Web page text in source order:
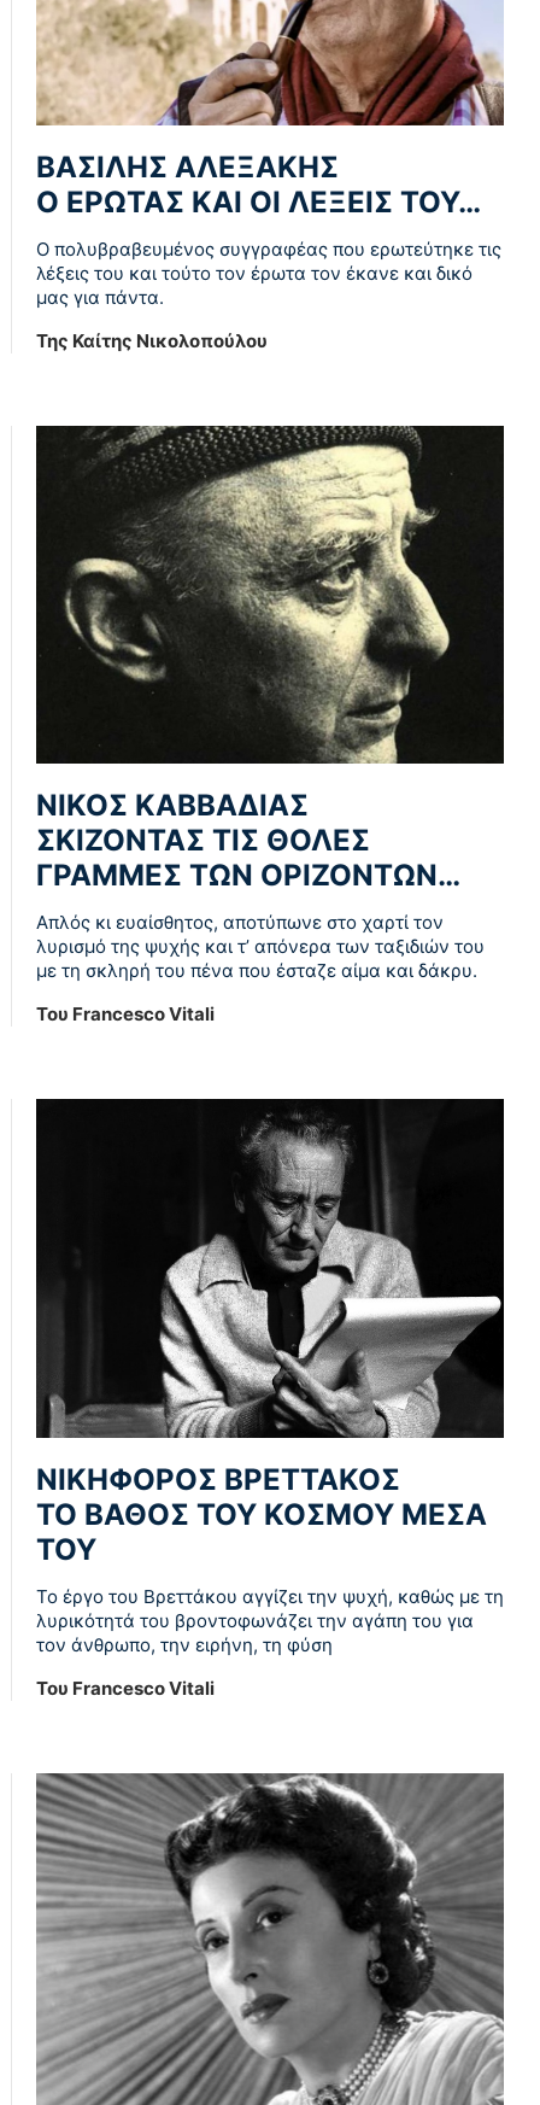
ΒΑΣΙΛΗΣ ΑΛΕΞΑΚΗΣ
Ο ΕΡΩΤΑΣ ΚΑΙ ΟΙ ΛΕΞΕΙΣ ΤΟΥ…
Ο πολυβραβευμένος συγγραφέας που ερωτεύτηκε τις
λέξεις του και τούτο τον έρωτα τον έκανε και δικό
μας για πάντα.
Της Καίτης Νικολοπούλου
ΝΙΚΟΣ ΚΑΒΒΑΔΙΑΣ
ΣΚΙΖΟΝΤΑΣ ΤΙΣ ΘΟΛΕΣ
ΓΡΑΜΜΕΣ ΤΩΝ ΟΡΙΖΟΝΤΩΝ…
Απλός κι ευαίσθητος, αποτύπωνε στο χαρτί τον
λυρισμό της ψυχής και τ’ απόνερα των ταξιδιών του
με τη σκληρή του πένα που έσταζε αίμα και δάκρυ.
Του Francesco Vitali
ΝΙΚΗΦΟΡΟΣ ΒΡΕΤΤΑΚΟΣ
ΤΟ ΒΑΘΟΣ ΤΟΥ ΚΟΣΜΟΥ ΜΕΣΑ
ΤΟΥ
Το έργο του Βρεττάκου αγγίζει την ψυχή, καθώς με τη
λυρικότητά του βροντοφωνάζει την αγάπη του για
τον άνθρωπο, την ειρήνη, τη φύση
Του Francesco Vitali